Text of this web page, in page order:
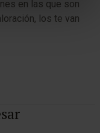
en las que son
los te van